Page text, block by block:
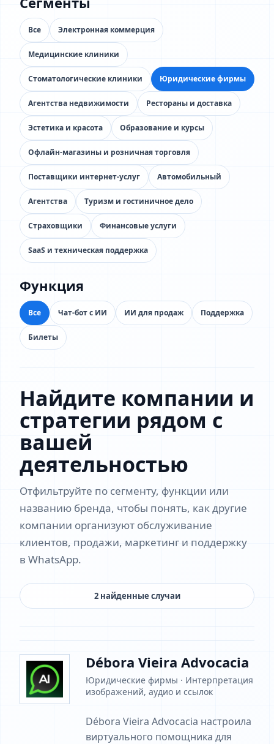
Все Электронная коммерция
Медицинские клиники
Стоматологические клиники Юридические фирмы
Агентства недвижимости Рестораны и доставка
Эстетика и красота Образование и курсы
Офлайн-магазины и розничная торговля
Поставщики интернет-услуг Автомобильный
Агентства Туризм и гостиничное дело
Страховщики Финансовые услуги
SaaS и техническая поддержка
Функция
Все Чат-бот с ИИ ИИ для продаж Поддержка
Билеты
Найдите компании и
стратегии рядом с
вашей
деятельностью
Отфильтруйте по сегменту, функции или
названию бренда, чтобы понять, как другие
компании организуют обслуживание
клиентов, продажи, маркетинг и поддержку
в WhatsApp.
2 найденные случаи
Débora Vieira Advocacia
Юридические фирмы · Интерпретация
изображений, аудио и ссылок
Débora Vieira Advocacia настроила
виртуального помощника для